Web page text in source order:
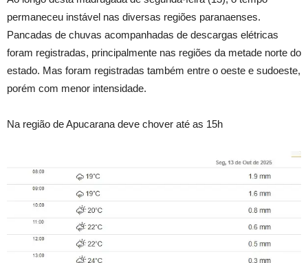
permaneceu instável nas diversas regiões paranaenses.
Pancadas de chuvas acompanhadas de descargas elétricas
foram registradas, principalmente nas regiões da metade norte do
estado. Mas foram registradas também entre o oeste e sudoeste,
porém com menor intensidade.
Na região de Apucarana deve chover até as 15h